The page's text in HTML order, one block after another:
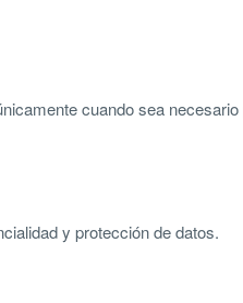
cuando sea
y protección de datos.